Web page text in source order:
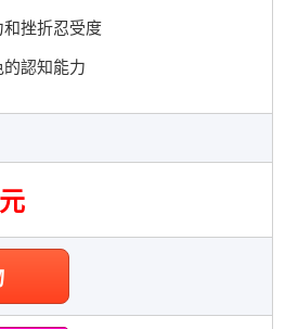
挫折忍受度
認知能力
元